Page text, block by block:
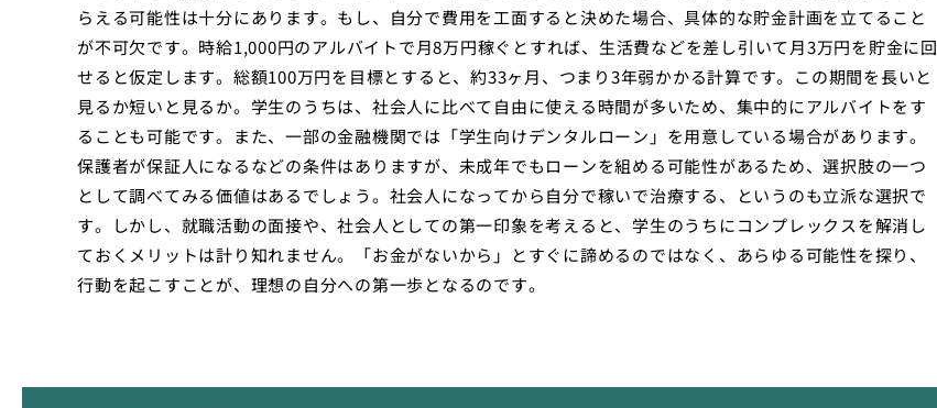
らえる可能性は十分にあります。もし、自分で費用を工面すると決めた場合、具体的な貯金計画を立てること
が不可欠です。時給1,000円のアルバイトで月8万円稼ぐとすれば、生活費などを差し引いて月3万円を貯金に回
せると仮定します。総額100万円を目標とすると、約33ヶ月、つまり3年弱かかる計算です。この期間を長いと
見るか短いと見るか。学生のうちは、社会人に比べて自由に使える時間が多いため、集中的にアルバイトをす
ることも可能です。また、一部の金融機関では「学生向けデンタルローン」を用意している場合があります。
保護者が保証人になるなどの条件はありますが、未成年でもローンを組める可能性があるため、選択肢の一つ
として調べてみる価値はあるでしょう。社会人になってから自分で稼いで治療する、というのも立派な選択で
す。しかし、就職活動の面接や、社会人としての第一印象を考えると、学生のうちにコンプレックスを解消し
ておくメリットは計り知れません。「お金がないから」とすぐに諦めるのではなく、あらゆる可能性を探り、
行動を起こすことが、理想の自分への第一歩となるのです。